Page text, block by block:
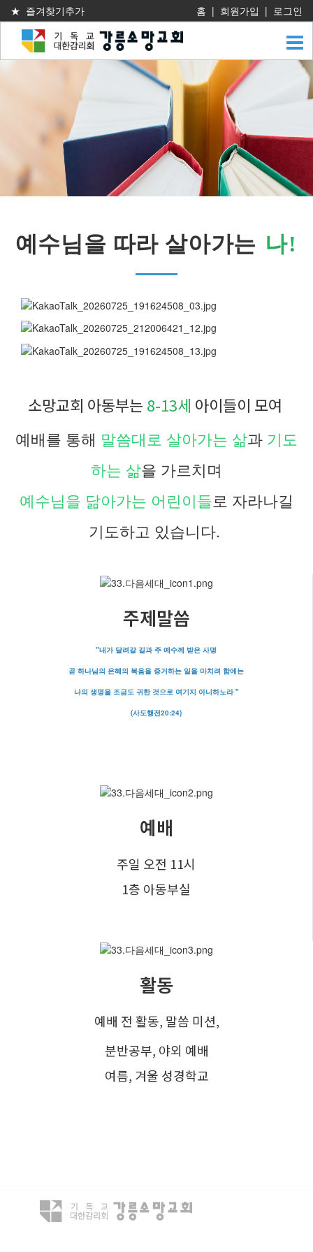
★ 즐겨찾기추가 홈 | 회원가입 | 로그인
예수님을 따라 살아가는 나!
소망교회 아동부는 8-13세 아이들이 모여
예배를 통해 말씀대로 살아가는 삶과 기도
하는 삶을 가르치며
예수님을 닮아가는 어린이들로 자라나길
기도하고 있습니다.
주제말씀
"내가 달려갈 길과 주 예수께 받은 사명
곧 하나님의 은혜의 복음을 증거하는 일을 마치려 함에는
나의 생명을 조금도 귀한 것으로 여기지 아니하노라 "
(사도행전20:24)
예배
주일 오전 11시
1층 아동부실
활동
예배 전 활동, 말씀 미션,
분반공부, 야외 예배
여름, 겨울 성경학교